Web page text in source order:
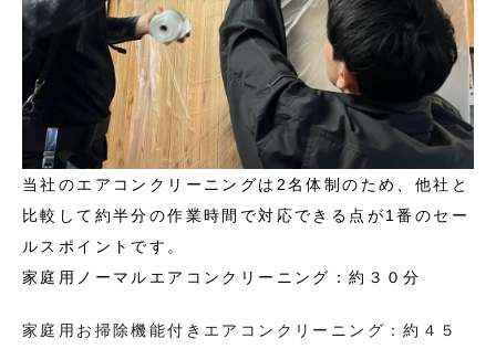
当社のエアコンクリーニングは2名体制のため、他社と
比較して約半分の作業時間で対応できる点が1番のセー
ルスポイントです。
家庭用ノーマルエアコンクリーニング：約３０分
家庭用お掃除機能付きエアコンクリーニング：約４５